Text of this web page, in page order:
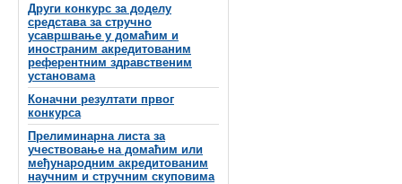
Други конкурс за доделу
средстава за стручно
усавршвање у домаћим и
иностраним акредитованим
референтним здравственим
установама
Коначни резултати првог
конкурса
Прелиминарна листа за
учествовање на домаћим или
међународним акредитованим
научним и стручним скуповима